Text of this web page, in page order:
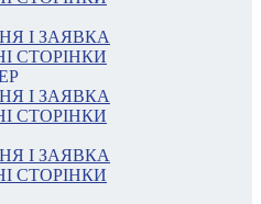
І ЗАЯВКА
СТОРІНКИ
І ЗАЯВКА
СТОРІНКИ
І ЗАЯВКА
СТОРІНКИ